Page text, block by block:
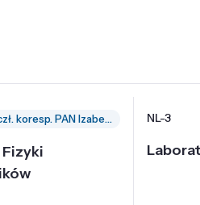
prof. dr hab., czł. koresp. PAN Izabella Grzegory NL-3